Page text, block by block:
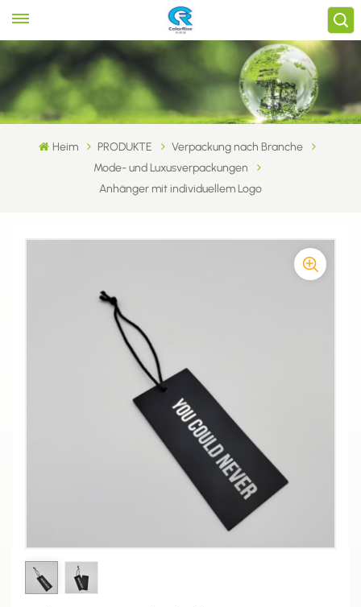
Heim PRODUKTE
Verpackung nach Branche
Mode- und Luxusverpackungen
Anhänger mit individuellem Logo